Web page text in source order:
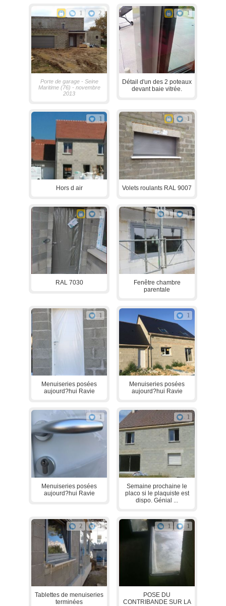
1 2
Porte de garage - Seine
Maritime (76) - novembre
2013
1
Détail d'un des 2 poteaux
devant baie vitrée.
1
Hors d air
1
Volets roulants RAL 9007
1
RAL 7030
1 1
Fenêtre chambre
parentale
1
Menuiseries posées
aujourd?hui Ravie
1
Menuiseries posées
aujourd?hui Ravie
1
Menuiseries posées
aujourd?hui Ravie
1
Semaine prochaine le
placo si le plaquiste est
dispo. Génial ...
2 1
Tablettes de menuiseries
terminées
1 1
POSE DU
CONTRIBANDE SUR LA